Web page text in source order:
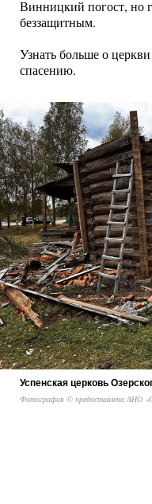
Винницкий погост, но
беззащитным.
Узнать больше о
спасению.
Успенская церковь
Фотография © предоставлена АНО